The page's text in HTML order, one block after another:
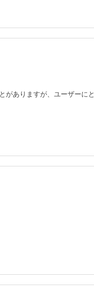
ありますが、ユーザーに